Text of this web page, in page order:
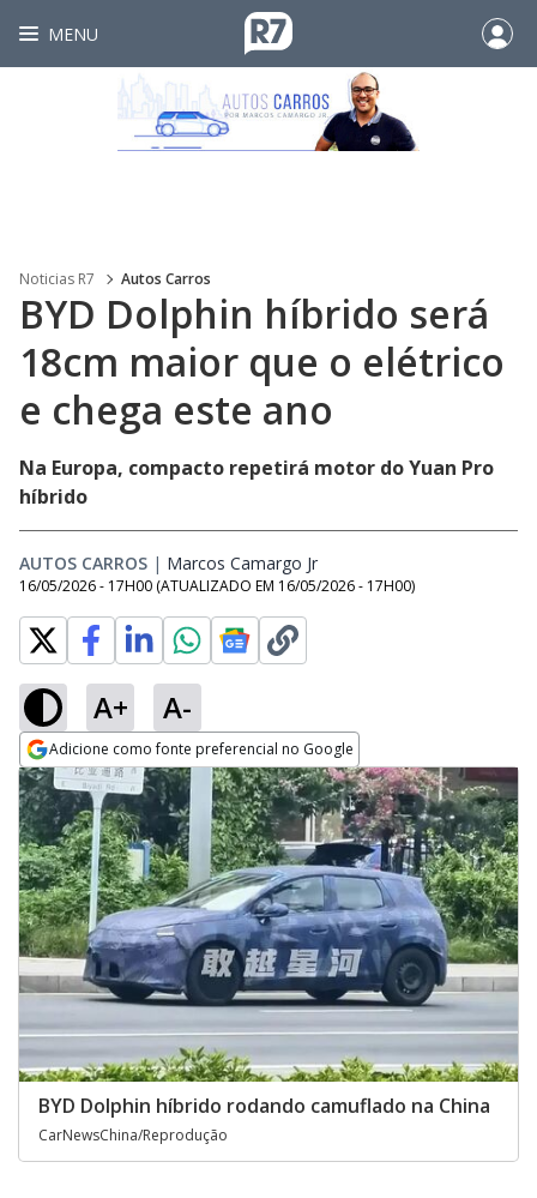
MENU
Noticias R7 Autos Carros
BYD Dolphin híbrido será
18cm maior que o elétrico
e chega este ano
Na Europa, compacto repetirá motor do Yuan Pro
híbrido
AUTOS CARROS | Marcos Camargo Jr
16/05/2026 - 17H00 (ATUALIZADO EM 16/05/2026 - 17H00)
A+ A-
Adicione como fonte preferencial no Google
Opens in new window
BYD Dolphin híbrido rodando camuflado na China
CarNewsChina/Reprodução